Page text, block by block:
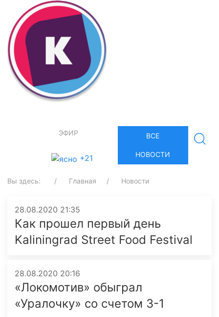
ЭФИР
+21
ВСЕ
НОВОСТИ
Вы здесь: Главная Новости
28.08.2020 21:35
Как прошел первый день
Kaliningrad Street Food Festival
28.08.2020 20:16
«Локомотив» обыграл
«Уралочку» со счетом 3-1